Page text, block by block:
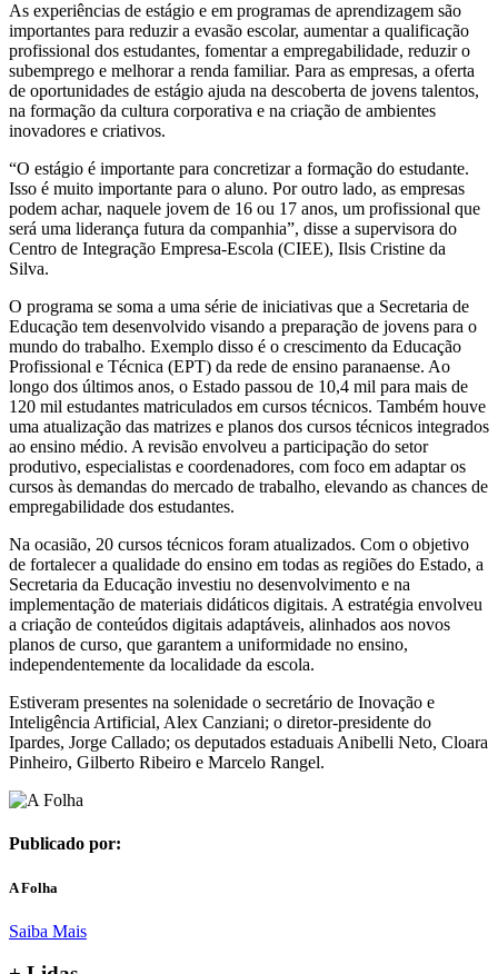
As experiências de estágio e em programas de aprendizagem são
importantes para reduzir a evasão escolar, aumentar a qualificação
profissional dos estudantes, fomentar a empregabilidade, reduzir o
subemprego e melhorar a renda familiar. Para as empresas, a oferta
de oportunidades de estágio ajuda na descoberta de jovens talentos,
na formação da cultura corporativa e na criação de ambientes
inovadores e criativos.
“O estágio é importante para concretizar a formação do estudante.
Isso é muito importante para o aluno. Por outro lado, as empresas
podem achar, naquele jovem de 16 ou 17 anos, um profissional que
será uma liderança futura da companhia”, disse a supervisora do
Centro de Integração Empresa-Escola (CIEE), Ilsis Cristine da
Silva.
O programa se soma a uma série de iniciativas que a Secretaria de
Educação tem desenvolvido visando a preparação de jovens para o
mundo do trabalho. Exemplo disso é o crescimento da Educação
Profissional e Técnica (EPT) da rede de ensino paranaense. Ao
longo dos últimos anos, o Estado passou de 10,4 mil para mais de
120 mil estudantes matriculados em cursos técnicos. Também houve
uma atualização das matrizes e planos dos cursos técnicos integrados
ao ensino médio. A revisão envolveu a participação do setor
produtivo, especialistas e coordenadores, com foco em adaptar os
cursos às demandas do mercado de trabalho, elevando as chances de
empregabilidade dos estudantes.
Na ocasião, 20 cursos técnicos foram atualizados. Com o objetivo
de fortalecer a qualidade do ensino em todas as regiões do Estado, a
Secretaria da Educação investiu no desenvolvimento e na
implementação de materiais didáticos digitais. A estratégia envolveu
a criação de conteúdos digitais adaptáveis, alinhados aos novos
planos de curso, que garantem a uniformidade no ensino,
independentemente da localidade da escola.
Estiveram presentes na solenidade o secretário de Inovação e
Inteligência Artificial, Alex Canziani; o diretor-presidente do
Ipardes, Jorge Callado; os deputados estaduais Anibelli Neto, Cloara
Pinheiro, Gilberto Ribeiro e Marcelo Rangel.
Publicado por:
A Folha
Saiba Mais